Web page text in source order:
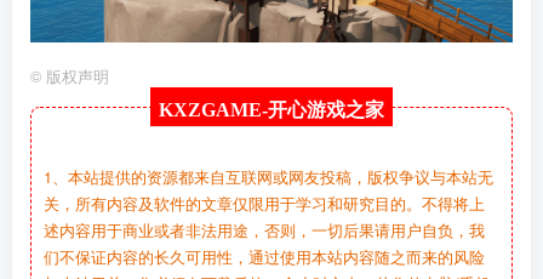
© 版权声明
KXZGAME-开心游戏之家
1、本站提供的资源都来自互联网或网友投稿，版权争议与本站无
关，所有内容及软件的文章仅限用于学习和研究目的。不得将上
述内容用于商业或者非法用途，否则，一切后果请用户自负，我
们不保证内容的长久可用性，通过使用本站内容随之而来的风险